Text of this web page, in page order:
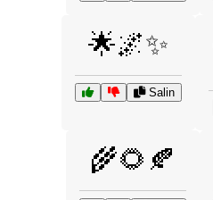
🌟🌌✨
Salin
🌾🌻🍂